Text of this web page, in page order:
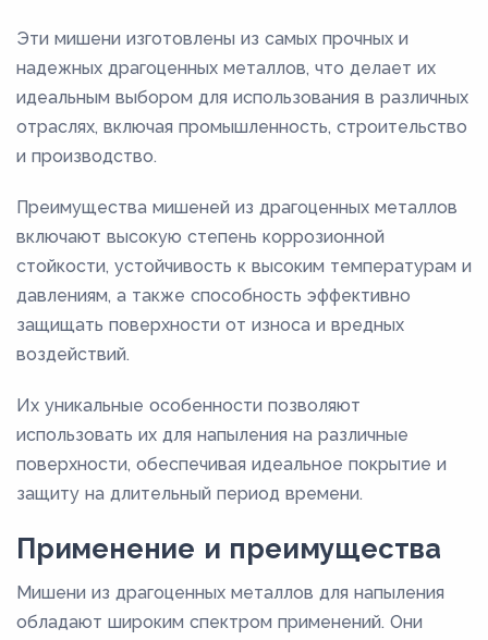
Эти мишени изготовлены из самых прочных и
надежных драгоценных металлов, что делает их
идеальным выбором для использования в различных
отраслях, включая промышленность, строительство
и производство.
Преимущества мишеней из драгоценных металлов
включают высокую степень коррозионной
стойкости, устойчивость к высоким температурам и
давлениям, а также способность эффективно
защищать поверхности от износа и вредных
воздействий.
Их уникальные особенности позволяют
использовать их для напыления на различные
поверхности, обеспечивая идеальное покрытие и
защиту на длительный период времени.
Применение и преимущества
Мишени из драгоценных металлов для напыления
обладают широким спектром применений. Они